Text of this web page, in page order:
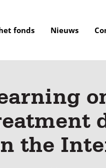
fonds Nieuws
the